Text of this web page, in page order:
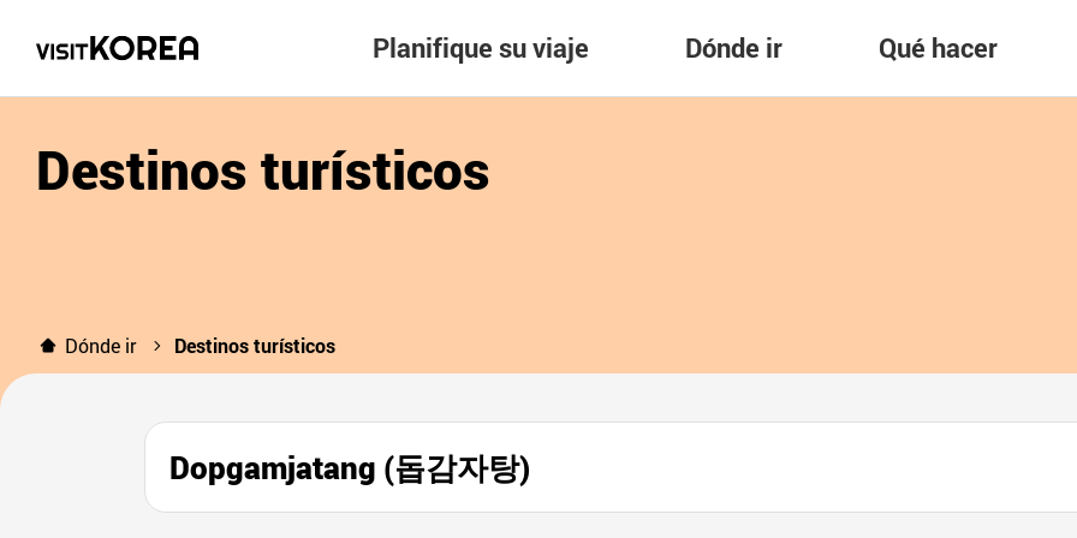
Planifique su viaje Dónde ir Qué hacer
Destinos turísticos
Dónde ir Destinos turísticos
Dopgamjatang (돕감자탕)